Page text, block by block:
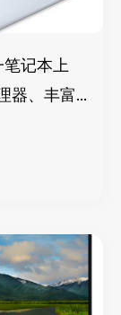
笔记本上
器、丰富